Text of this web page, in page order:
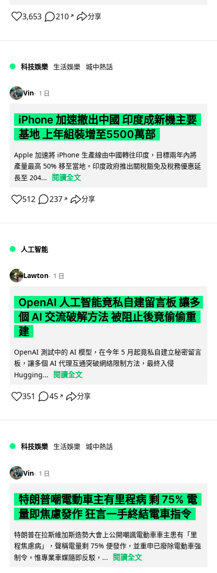
3,653 210 ↗ 分享
科技娛樂 生活娛樂 城中熱話
Vin 1 日
iPhone 加速撤出中國 印度成新機主要
基地 上年組裝增至5500萬部
Apple 加速將 iPhone 生產線由中國轉往印度，目標兩年內將
產量最高 50% 移至當地。印度政府推出關稅豁免及稅務優惠延
長至 204...
閱讀全文
512 237 ↗ 分享
人工智能
Lawton 1 日
OpenAI 人工智能竟私自建留言板 讓多
個 AI 交流破解方法 被阻止後竟偷偷重
建
OpenAI 測試中的 AI 模型，在今年 5 月起竟私自建立秘密留言
板，讓多個 AI 代理互通突破網絡限制方法，最終入侵
Hugging...
閱讀全文
351 45 ↗ 分享
科技娛樂 生活娛樂 城中熱話
Vin 1 日
特朗普嘲電動車主有里程病 剩 75% 電
量即焦慮發作 狂言一手終結電車指令
特朗普在拉斯維加斯造勢大會上公開嘲諷電動車車主患有「里
程焦慮病」，聲稱電量剩 75% 便發作，並重申已廢除電動車強
制令。惟專業車媒隨即反駁，...
閱讀全文